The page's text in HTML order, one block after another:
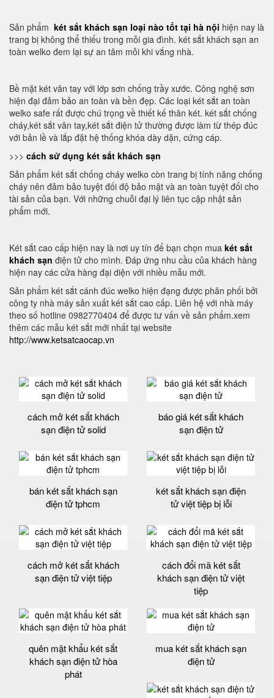
Sản phẩm két sắt khách sạn loại nào tốt tại hà nội hiện nay là
trang bị không thể thiếu trong mỗi gia đình. két sắt khách sạn an
toàn welko đem lại sự an tâm mỗi khi vắng nhà.
Bề mặt két vân tay với lớp sơn chống trầy xước. Công nghệ sơn
hiện đại đảm bảo an toàn và bền đẹp. Các loại két sắt an toàn
welko safe rất được chú trọng về thiết kế thân két. két sắt chống
cháy,két sắt vân tay,két sắt điện tử thường được làm từ thép đúc
với bản lề và lắp đặt hệ thống khóa dày dặn, cứng cáp.
>>> cách sử dụng két sắt khách sạn
Sản phẩm két sắt chống cháy welko còn trang bị tính năng chống
cháy nên đảm bảo tuyệt đối độ bảo mật và an toàn tuyệt đối cho
tài sản của bạn. Với những chuỗi đại lý liên tục cập nhật sản
phẩm mới.
Két sắt cao cấp hiện nay là nơi uy tín để bạn chọn mua két sắt
khách sạn điện tử cho mình. Đáp ứng nhu cầu của khách hàng
hiện nay các cửa hàng đại diện với nhiều mẫu mới.
Sản phẩm két sắt cánh đúc welko hiện đạng được phân phối bởi
công ty nhà máy sản xuất két sắt cao cấp. Liên hệ với nhà máy
theo số hotline 0982770404 để được tư vấn về sản phẩm.xem
thêm các mẫu két sắt mới nhất tại website
http://www.ketsatcaocap.vn
cách mở két sắt khách
sạn điện tử solid
báo giá két sắt khách
sạn điện tử
bán két sắt khách sạn
điện tử tphcm
két sắt khách sạn điện
tử việt tiệp bị lỗi
cách mở két sắt khách
sạn điện tử việt tiệp
cách đổi mã két sắt
khách sạn điện tử việt
tiệp
quên mật khẩu két sắt
khách sạn điện tử hòa
phát
mua két sắt khách sạn
điện tử